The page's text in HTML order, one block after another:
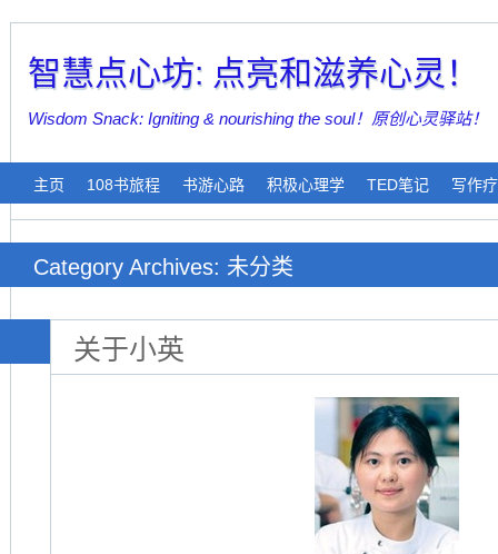
智慧点心坊: 点亮和滋养心灵！
Wisdom Snack: Igniting & nourishing the soul！原创心灵驿站！
主页 108书旅程 书游心路 积极心理学 TED笔记 写作
Category Archives: 未分类
关于小英